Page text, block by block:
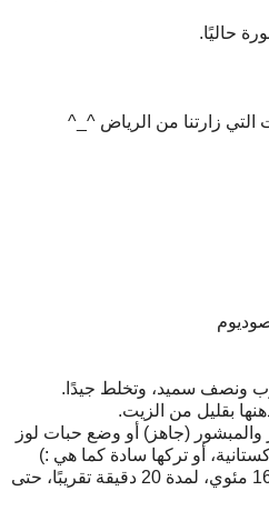
حاليًا.
التي زارتنا من الرياض ^_^
ونصف سميد، وتخلط جيدًا.
بقليل من الزيت.
(جاهز) أو وضع حبات لوز
أو تركها سادة كما هي :)
تدخل فرن على درجة حرارة 160 مئوي، لمدة 20 دقيقة تقريبًا، حتى